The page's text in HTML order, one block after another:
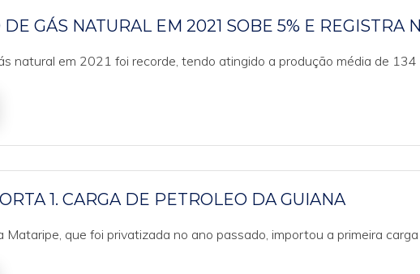
GÁS NATURAL EM 2021 SOBE 5% E REGISTRA
natural em 2021 foi recorde, tendo atingido a produção média de 134
1. CARGA DE PETROLEO DA GUIANA
Mataripe, que foi privatizada no ano passado, importou a primeira carga